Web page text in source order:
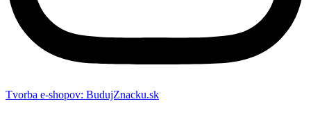
Tvorba e-shopov: BudujZnacku.sk